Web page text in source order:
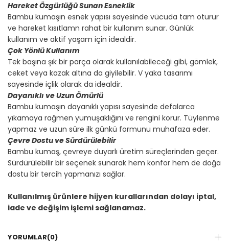
Hareket Özgürlüğü Sunan Esneklik
Bambu kumaşın esnek yapısı sayesinde vücuda tam oturur
ve hareket kısıtlamn rahat bir kullanım sunar. Günlük
kullanım ve aktif yaşam için idealdir.
Çok Yönlü Kullanım
Tek başına şık bir parça olarak kullanılabileceği gibi, gömlek,
ceket veya kazak altına da giyilebilir. V yaka tasarımı
sayesinde içlik olarak da idealdir.
Dayanıklı ve Uzun Ömürlü
Bambu kumaşın dayanıklı yapısı sayesinde defalarca
yıkamaya rağmen yumuşaklığını ve rengini korur. Tüylenme
yapmaz ve uzun süre ilk günkü formunu muhafaza eder.
Çevre Dostu ve Sürdürülebilir
Bambu kumaş, çevreye duyarlı üretim süreçlerinden geçer.
Sürdürülebilir bir seçenek sunarak hem konfor hem de doğa
dostu bir tercih yapmanızı sağlar.
Kullanılmış ürünlere hijyen kurallarından dolayı iptal,
iade ve değişim işlemi sağlanamaz.
YORUMLAR(0)